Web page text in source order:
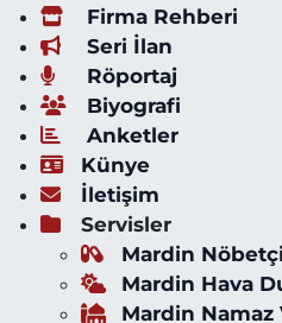
Firma Rehberi
Seri İlan
Röportaj
Biyografi
Anketler
Künye
İletişim
Servisler
Mardin
Mardin Hava
Mardin Namaz